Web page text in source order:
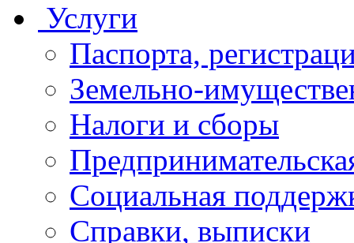
Услуги
Паспорта,
Земельно-
Налоги и сборы
Социальная
Справки, выписки